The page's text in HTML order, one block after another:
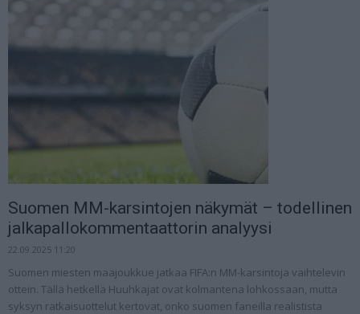
Suomen MM-karsintojen näkymät – todellinen
jalkapallokommentaattorin analyysi
22.09.2025 11:20
Suomen miesten maajoukkue jatkaa FIFA:n MM-karsintoja vaihtelevin
ottein. Tällä hetkellä Huuhkajat ovat kolmantena lohkossaan, mutta
syksyn ratkaisuottelut kertovat, onko suomen faneilla realistista